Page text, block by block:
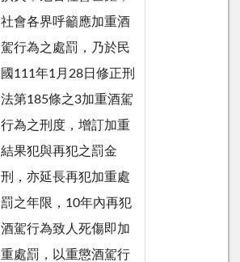
社會各界呼籲應加重酒
駕行為之處罰，乃於民
國111年1月28日修正刑
法第185條之3加重酒駕
行為之刑度，增訂加重
結果犯與再犯之罰金
刑，亦延長再犯加重處
罰之年限，10年內再犯
酒駕行為致人死傷即加
重處罰，以重懲酒駕行